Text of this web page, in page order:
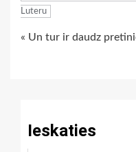
Luteru
Continue
« Un tur ir daudz
Ieskaties